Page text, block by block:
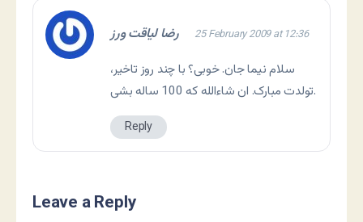
رضا لیاقت ورز 25 February 2009 at 12:36
سلام نیما جان. خوبی؟ با چند روز تاخیر،
تولدت مبارک. ان شاءالله که 100 ساله بشی.
Reply
Leave a Reply